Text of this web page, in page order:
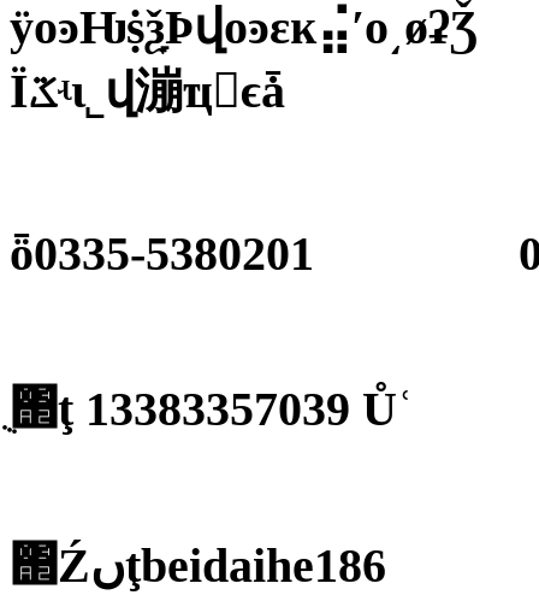
ӱοͽǶṩѯָϷվοͽεĸ⣬ʹο͵øʡǮ
Ϊػʵι˾վ漰ҵ񣬺ϵǡ
ֻ΢ţ 13383357039 Ůʿ
΢Źںţbeidaihe186